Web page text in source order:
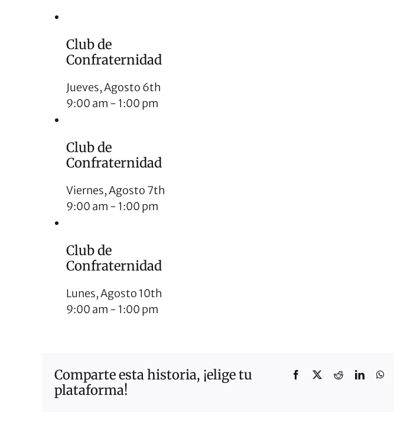
Club de
Confraternidad
Jueves, Agosto 6th
9:00 am - 1:00 pm
Club de
Confraternidad
Viernes, Agosto 7th
9:00 am - 1:00 pm
Club de
Confraternidad
Lunes, Agosto 10th
9:00 am - 1:00 pm
Comparte esta historia, ¡elige tu
plataforma!
Facebook Reddit